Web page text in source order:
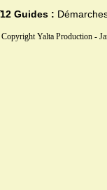
12 Guides :
Copyright Yalta Production -